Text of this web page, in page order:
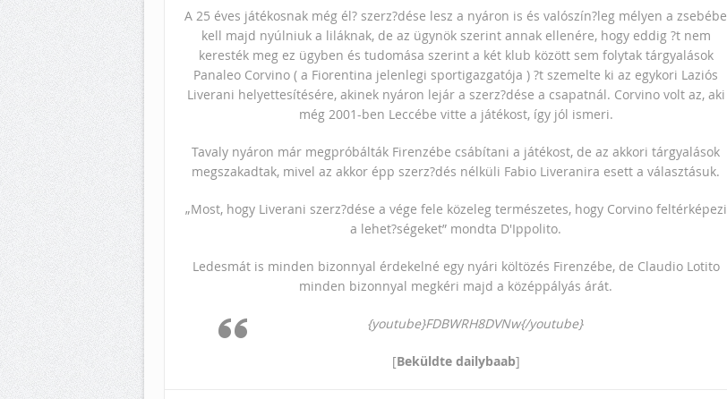
A 25 éves játékosnak még él? szerz?dése lesz a nyáron is és valószín?leg mélyen a zsebébe
kell majd nyúlniuk a liláknak, de az ügynök szerint annak ellenére, hogy eddig ?t nem
keresték meg ez ügyben és tudomása szerint a két klub között sem folytak tárgyalások
Panaleo Corvino ( a Fiorentina jelenlegi sportigazgatója ) ?t szemelte ki az egykori Laziós
Liverani helyettesítésére, akinek nyáron lejár a szerz?dése a csapatnál. Corvino volt az, aki
még 2001-ben Leccébe vitte a játékost, így jól ismeri.
Tavaly nyáron már megpróbálták Firenzébe csábítani a játékost, de az akkori tárgyalások
megszakadtak, mivel az akkor épp szerz?dés nélküli Fabio Liveranira esett a választásuk.
„Most, hogy Liverani szerz?dése a vége fele közeleg természetes, hogy Corvino feltérképezi
a lehet?ségeket” mondta D'Ippolito.
Ledesmát is minden bizonnyal érdekelné egy nyári költözés Firenzébe, de Claudio Lotito
minden bizonnyal megkéri majd a középpályás árát.
{youtube}FDBWRH8DVNw{/youtube}
[Beküldte dailybaab]